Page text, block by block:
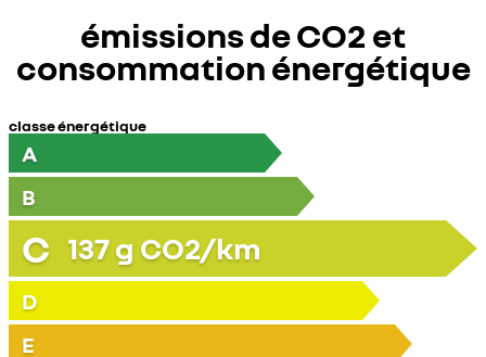
émissions de CO2 et
consommation énergétique
classe énergétique
A
B
C 137g CO2/km
D
E